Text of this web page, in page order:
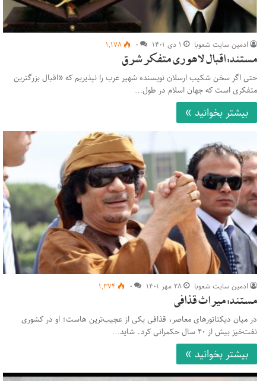
ادمین سایت شعوبا ۱ دی ۱۴۰۱ ۰ ۱,۱۷۸
مستند: اقبال لاهوری متفکر شرق
حتی اگر سخن شکیب ارسلان نویسنده شهیر عرب را نپذیریم که «اقبال بزرگترین
متفکری است که جهان اسلام در طول…
بیشتر بخوانید »
ادمین سایت شعوبا ۲۸ مهر ۱۴۰۱ ۰ ۱,۳۷۴
مستند: میراث قذافی
در میان دیکتاتورهای معاصر، قذافی یکی از عجیب‌ترین هاست؛ او در کشوری
نفت‌خیز بیش از ۴۰ سال حکمرانی کرد. شاید…
بیشتر بخوانید »